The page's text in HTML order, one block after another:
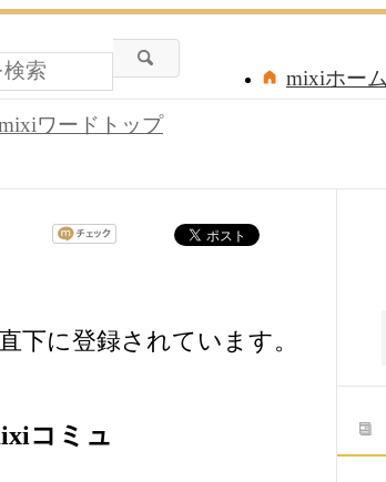
mixiホー
ワードトップ
下に登録されています。
コミュ